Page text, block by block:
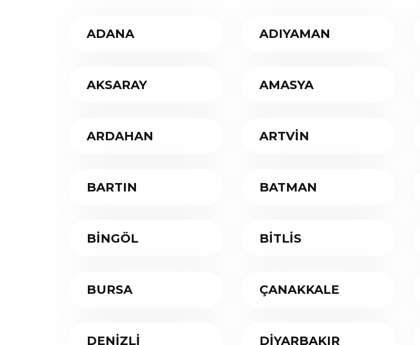
ADANA ADIYAMAN
AKSARAY AMASYA
ARDAHAN ARTVİN
BARTIN BATMAN
BİNGÖL BİTLİS
BURSA ÇANAKKALE
DENİZLİ DİYARBAKIR